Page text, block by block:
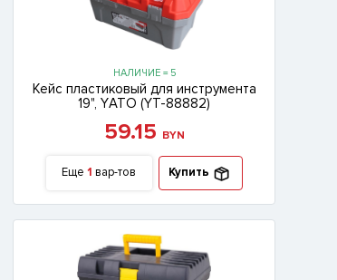
НАЛИЧИЕ = 5
Кейс пластиковый для инструмента
19", YАТО (YT-88882)
59.15 BYN
Еще 1 вар-тов Купить